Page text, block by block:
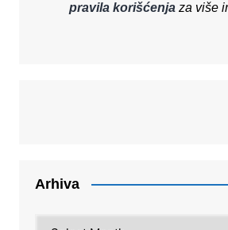
pravila korišćenjaza više
Arhiva